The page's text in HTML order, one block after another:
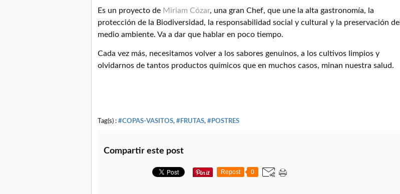
Es un proyecto de Miriam Cózar, una gran Chef, que une la alta gastronomía, la
protección de la Biodiversidad, la responsabilidad social y cultural y la preservación del
medio ambiente. Va a dar que hablar en poco tiempo.
Cada vez más, necesitamos volver a los sabores genuinos, a los cultivos limpios y
olvidarnos de tantos productos químicos que en muchos casos, minan nuestra salud.
Tag(s) : #COPAS-VASITOS, #FRUTAS, #POSTRES
Compartir este post
Repost 0